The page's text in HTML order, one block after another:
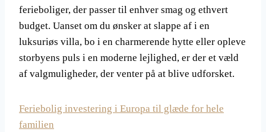
ferieboliger, der passer til enhver smag og ethvert
budget. Uanset om du ønsker at slappe af i en
luksuriøs villa, bo i en charmerende hytte eller opleve
storbyens puls i en moderne lejlighed, er der et væld
af valgmuligheder, der venter på at blive udforsket.
Feriebolig investering i Europa til glæde for hele
familien